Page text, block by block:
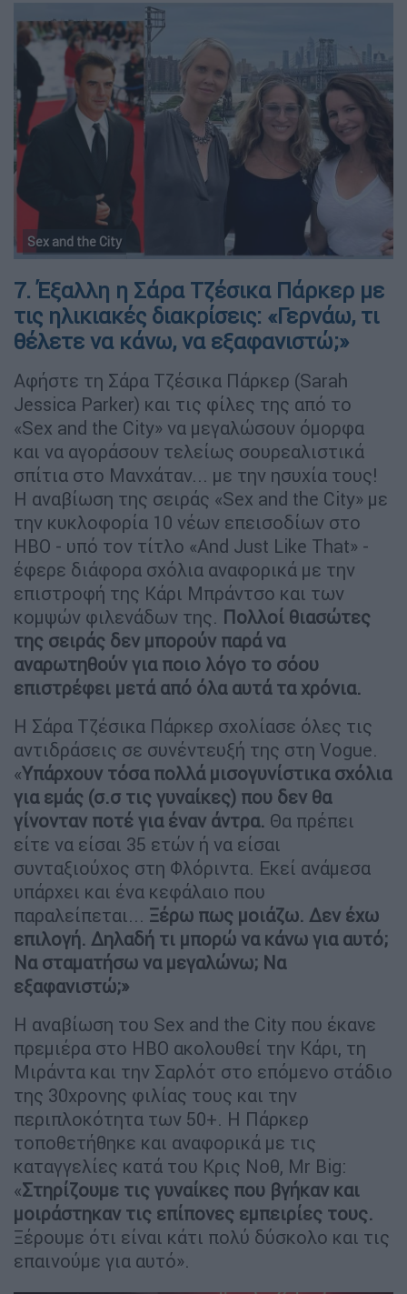
Sex and the City
7. Έξαλλη η Σάρα Τζέσικα Πάρκερ με
τις ηλικιακές διακρίσεις: «Γερνάω, τι
θέλετε να κάνω, να εξαφανιστώ;»
Αφήστε τη Σάρα Τζέσικα Πάρκερ (Sarah
Jessica Parker) και τις φίλες της από το
«Sex and the City» να μεγαλώσουν όμορφα
και να αγοράσουν τελείως σουρεαλιστικά
σπίτια στο Μανχάταν... με την ησυχία τους!
Η αναβίωση της σειράς «Sex and the City» με
την κυκλοφορία 10 νέων επεισοδίων στο
HBO - υπό τον τίτλο «And Just Like That» -
έφερε διάφορα σχόλια αναφορικά με την
επιστροφή της Κάρι Μπράντσο και των
κομψών φιλενάδων της. Πολλοί θιασώτες
της σειράς δεν μπορούν παρά να
αναρωτηθούν για ποιο λόγο το σόου
επιστρέφει μετά από όλα αυτά τα χρόνια.
Η Σάρα Τζέσικα Πάρκερ σχολίασε όλες τις
αντιδράσεις σε συνέντευξή της στη Vogue.
«Υπάρχουν τόσα πολλά μισογυνίστικα σχόλια
για εμάς (σ.σ τις γυναίκες) που δεν θα
γίνονταν ποτέ για έναν άντρα. Θα πρέπει
είτε να είσαι 35 ετών ή να είσαι
συνταξιούχος στη Φλόριντα. Εκεί ανάμεσα
υπάρχει και ένα κεφάλαιο που
παραλείπεται... Ξέρω πως μοιάζω. Δεν έχω
επιλογή. Δηλαδή τι μπορώ να κάνω για αυτό;
Να σταματήσω να μεγαλώνω; Να
εξαφανιστώ;»
Η αναβίωση του Sex and the City που έκανε
πρεμιέρα στο HBO ακολουθεί την Κάρι, τη
Μιράντα και την Σαρλότ στο επόμενο στάδιο
της 30χρονης φιλίας τους και την
περιπλοκότητα των 50+. Η Πάρκερ
τοποθετήθηκε και αναφορικά με τις
καταγγελίες κατά του Κρις Νοθ, Mr Big:
«Στηρίζουμε τις γυναίκες που βγήκαν και
μοιράστηκαν τις επίπονες εμπειρίες τους.
Ξέρουμε ότι είναι κάτι πολύ δύσκολο και τις
επαινούμε για αυτό».